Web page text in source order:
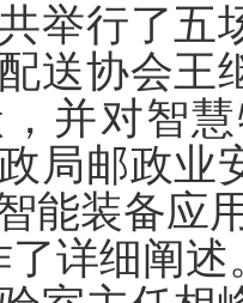
行了五场
送协会王
并对智
局邮政业
能装备应
了详细阐